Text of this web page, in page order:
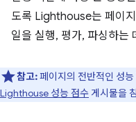
도록 Lighthouse는 페이
일을 실행, 평가, 파싱하는
참고:페이지의 전반적인 성
Lighthouse 성능 점수 게시물을